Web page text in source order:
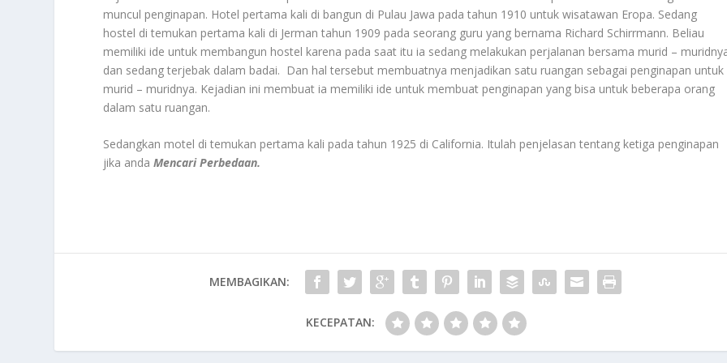
muncul penginapan. Hotel pertama kali di bangun di Pulau Jawa pada tahun 1910 untuk wisatawan Eropa. Sedang
hostel di temukan pertama kali di Jerman tahun 1909 pada seorang guru yang bernama Richard Schirrmann. Beliau
memiliki ide untuk membangun hostel karena pada saat itu ia sedang melakukan perjalanan bersama murid –
dan sedang terjebak dalam badai. Dan hal tersebut membuatnya menjadikan satu ruangan sebagai penginapan untuk
murid – muridnya. Kejadian ini membuat ia memiliki ide untuk membuat penginapan yang bisa untuk beberapa orang
dalam satu ruangan.
Sedangkan motel di temukan pertama kali pada tahun 1925 di California. Itulah penjelasan tentang ketiga penginapan
jika andaMencari Perbedaan.
MEMBAGIKAN:
KECEPATAN: